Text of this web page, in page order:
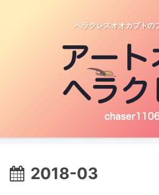
へラクレスオオカブトの
2018-03